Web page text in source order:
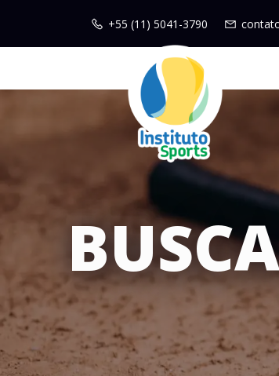
+55 (11) 5041-3790